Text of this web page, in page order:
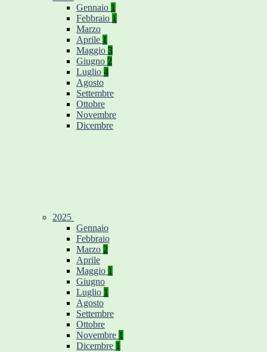
Gennaio 1
Febbraio 1
Marzo
Aprile 1
Maggio 3
Giugno 2
Luglio 4
Agosto
Settembre
Ottobre
Novembre
Dicembre
2025
Gennaio
Febbraio
Marzo 2
Aprile
Maggio 1
Giugno
Luglio 1
Agosto
Settembre
Ottobre
Novembre 1
Dicembre 1